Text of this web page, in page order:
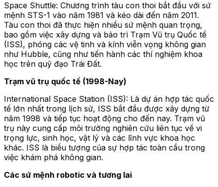
Space Shuttle: Chương trình tàu con thoi bắt đầu với sứ
mệnh STS-1 vào năm 1981 và kéo dài đến năm 2011.
Tàu con thoi đã thực hiện nhiều sứ mệnh quan trọng,
bao gồm việc xây dựng và bảo trì Trạm Vũ trụ Quốc tế
(ISS), phóng các vệ tinh và kính viễn vọng không gian
như Hubble, cũng như tiến hành các thí nghiệm khoa
học trên quỹ đạo Trái Đất.
Trạm vũ trụ quốc tế (1998-Nay)
International Space Station (ISS): Là dự án hợp tác quốc
tế lớn nhất trong lịch sử, ISS bắt đầu được xây dựng từ
năm 1998 và tiếp tục hoạt động cho đến nay. Trạm vũ
trụ này cung cấp môi trường nghiên cứu liên tục về vi
trọng lực, sinh học, vật lý và các lĩnh vực khoa học
khác. ISS là biểu tượng của sự hợp tác toàn cầu trong
việc khám phá không gian.
Các sứ mệnh robotic và tương lai